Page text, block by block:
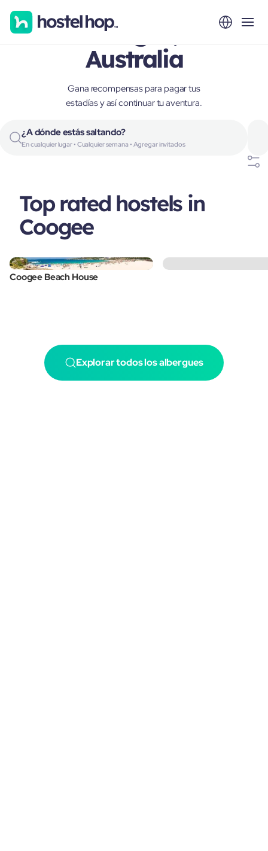
Coogee,
Australia
Gana recompensas para pagar tus
estadías y así continuar tu aventura.
¿A dónde estás saltando?
En cualquier lugar • Cualquier semana • Agregar invitados
Top rated hostels in
Coogee
Coogee Beach House
Explorar todos los albergues